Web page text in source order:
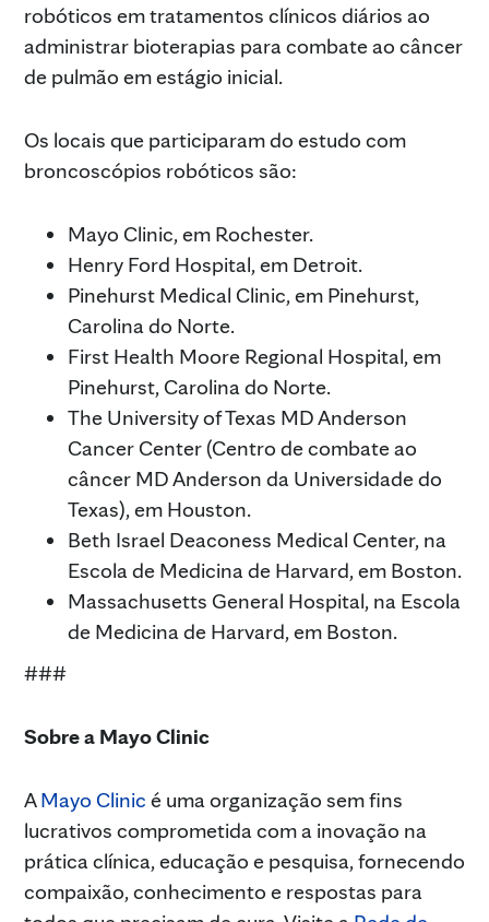
robóticos em tratamentos clínicos diários ao
administrar bioterapias para combate ao câncer
de pulmão em estágio inicial.
Os locais que participaram do estudo com
broncoscópios robóticos são:
Mayo Clinic, em Rochester.
Henry Ford Hospital, em Detroit.
Pinehurst Medical Clinic, em Pinehurst,
Carolina do Norte.
First Health Moore Regional Hospital, em
Pinehurst, Carolina do Norte.
The University of Texas MD Anderson
Cancer Center (Centro de combate ao
câncer MD Anderson da Universidade do
Texas), em Houston.
Beth Israel Deaconess Medical Center, na
Escola de Medicina de Harvard, em Boston.
Massachusetts General Hospital, na Escola
de Medicina de Harvard, em Boston.
###
Sobre a Mayo Clinic
AMayo Clinic é uma organização sem fins
lucrativos comprometida com a inovação na
prática clínica, educação e pesquisa, fornecendo
compaixão, conhecimento e respostas para